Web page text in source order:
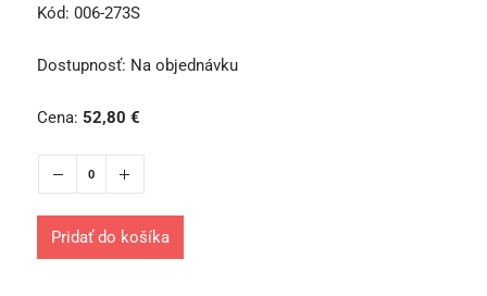
Kód: 006-273S
Dostupnosť: Na objednávku
Cena: 52,80 €
Pridať do košíka